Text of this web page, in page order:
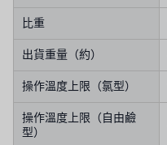
比重
出貨重量（約）
操作溫度上限（氯型）
操作溫度上限（自由鹼
型）